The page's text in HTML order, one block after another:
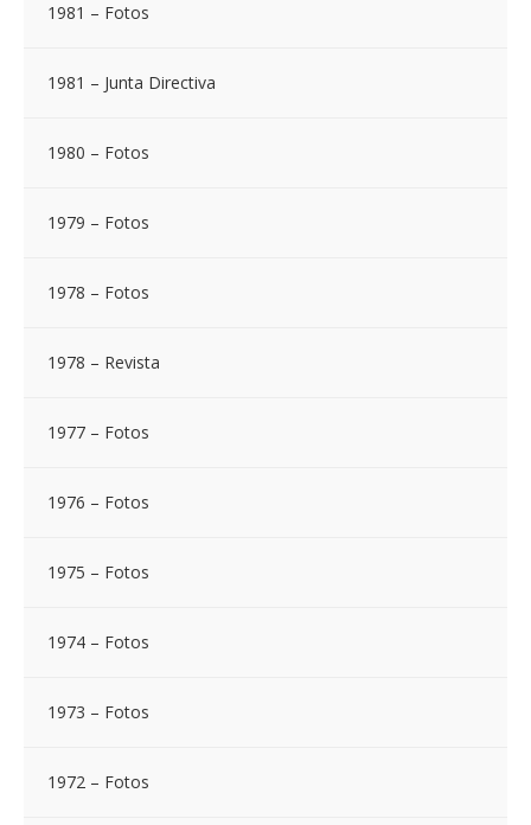
1981 – Fotos
1981 – Junta Directiva
1980 – Fotos
1979 – Fotos
1978 – Fotos
1978 – Revista
1977 – Fotos
1976 – Fotos
1975 – Fotos
1974 – Fotos
1973 – Fotos
1972 – Fotos